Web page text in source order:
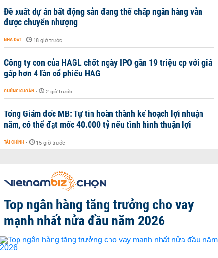
Đề xuất dự án bất động sản đang thế chấp ngân hàng vẫn
được chuyển nhượng
NHÀ ĐẤT - 18 giờ trước
Công ty con của HAGL chốt ngày IPO gần 19 triệu cp với giá
gấp hơn 4 lần cổ phiếu HAG
CHỨNG KHOÁN - 2 giờ trước
Tổng Giám đốc MB: Tự tin hoàn thành kế hoạch lợi nhuận
năm, có thể đạt mốc 40.000 tỷ nếu tình hình thuận lợi
TÀI CHÍNH - 15 giờ trước
Top ngân hàng tăng trưởng cho vay
mạnh nhất nửa đầu năm 2026